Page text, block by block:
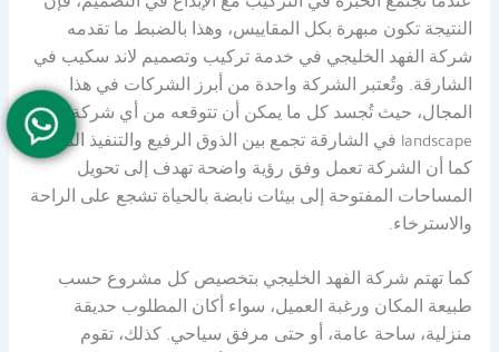
عندما تجتمع الخبرة في التركيب مع الإبداع في التصميم، فإن
النتيجة تكون مبهرة بكل المقاييس، وهذا بالضبط ما تقدمه
شركة الفهد الخليجي في خدمة تركيب وتصميم لاند سكيب في
الشارقة. وتُعتبر الشركة واحدة من أبرز الشركات في هذا
المجال، حيث تُجسد كل ما يمكن أن تتوقعه من أي شركة
landscape في الشارقة تجمع بين الذوق الرفيع والتنفيذ المتقن.
كما أن الشركة تعمل وفق رؤية واضحة تهدف إلى تحويل
المساحات المفتوحة إلى بيئات نابضة بالحياة تشجع على الراحة
والاسترخاء.
كما تهتم شركة الفهد الخليجي بتخصيص كل مشروع حسب
طبيعة المكان ورغبة العميل، سواء أكان المطلوب حديقة
منزلية، ساحة عامة، أو حتى مرفق سياحي. كذلك، تقوم